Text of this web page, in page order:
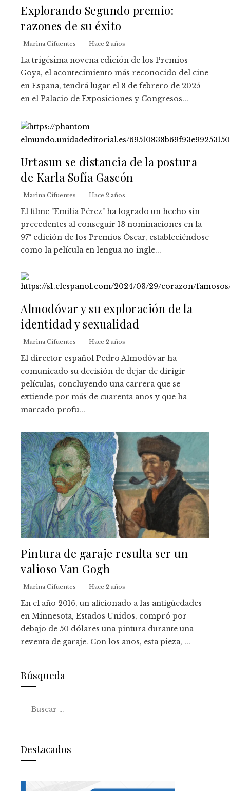
Explorando Segundo premio:
razones de su éxito
Marina Cifuentes Hace 2 años
La trigésima novena edición de los Premios
Goya, el acontecimiento más reconocido del cine
en España, tendrá lugar el 8 de febrero de 2025
en el Palacio de Exposiciones y Congresos...
Urtasun se distancia de la postura
de Karla Sofía Gascón
Marina Cifuentes Hace 2 años
El filme "Emilia Pérez" ha logrado un hecho sin
precedentes al conseguir 13 nominaciones en la
97ª edición de los Premios Óscar, estableciéndose
como la película en lengua no ingle...
Almodóvar y su exploración de la
identidad y sexualidad
Marina Cifuentes Hace 2 años
El director español Pedro Almodóvar ha
comunicado su decisión de dejar de dirigir
películas, concluyendo una carrera que se
extiende por más de cuarenta años y que ha
marcado profu...
Pintura de garaje resulta ser un
valioso Van Gogh
Marina Cifuentes Hace 2 años
En el año 2016, un aficionado a las antigüedades
en Minnesota, Estados Unidos, compró por
debajo de 50 dólares una pintura durante una
reventa de garaje. Con los años, esta pieza, ...
Búsqueda
Destacados